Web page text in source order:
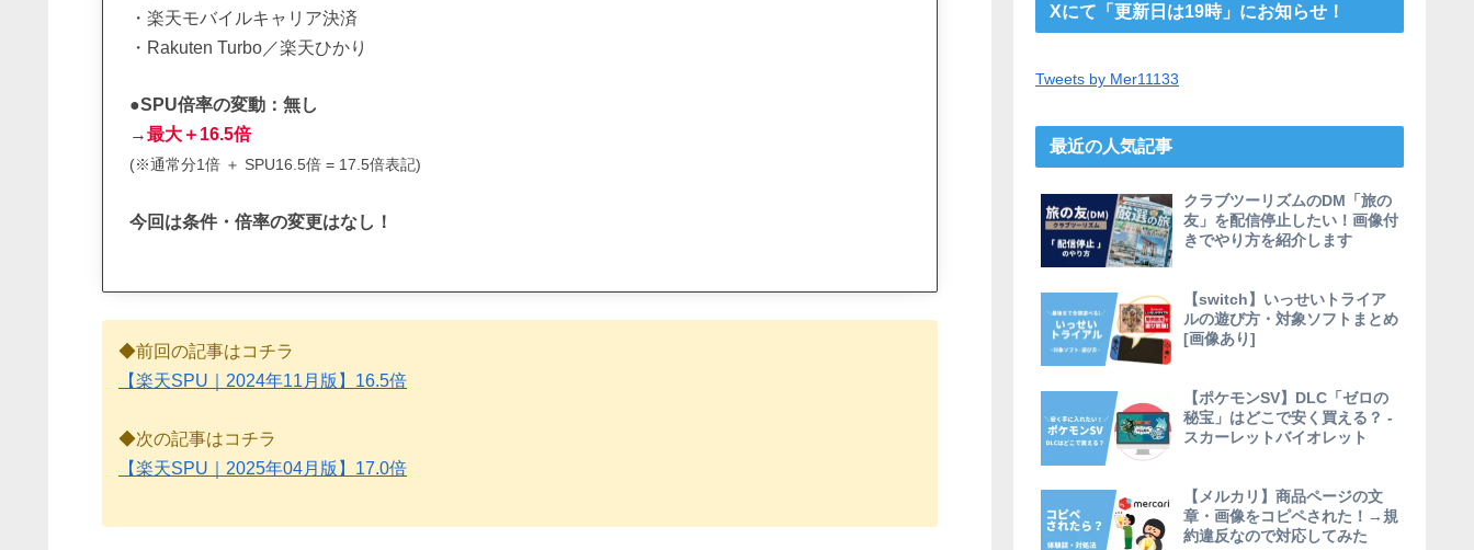
・楽天モバイルキャリア決済
・Rakuten Turbo／楽天ひかり
●SPU倍率の変動：無し
→最大＋16.5倍
(※通常分1倍 ＋ SPU16.5倍 = 17.5倍表記)
今回は条件・倍率の変更はなし！
◆前回の記事はコチラ
【楽天SPU｜2024年11月版】16.5倍
◆次の記事はコチラ
【楽天SPU｜2025年04月版】17.0倍
Xにて「更新日は19時」にお知らせ！
Tweets by Mer11133
最近の人気記事
クラブツーリズムのDM「旅の
友」を配信停止したい！画像付
きでやり方を紹介します
【switch】いっせいトライア
ルの遊び方・対象ソフトまとめ
[画像あり]
【ポケモンSV】DLC「ゼロの
秘宝」はどこで安く買える？ -
スカーレットバイオレット
【メルカリ】商品ページの文
章・画像をコピペされた！→規
約違反なので対応してみた